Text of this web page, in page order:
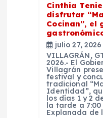
Cinthia
disfrutar
Cocinan”, el
julio 27, 2026
VILLAGRÁN,
2026.- El
Villagrán
festival y
tradicional
Identidad”,
los días 1 y 2
la tarde a
Explanada de